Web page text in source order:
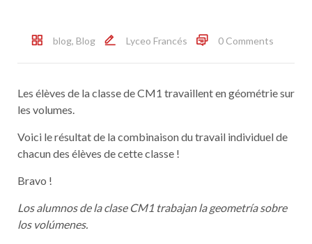
blog, Blog Lyceo Francés 0 Comments
Les élèves de la classe de CM1 travaillent en géométrie sur
les volumes.
Voici le résultat de la combinaison du travail individuel de
chacun des élèves de cette classe !
Bravo !
Los alumnos de la clase CM1 trabajan la geometría sobre
los volúmenes.